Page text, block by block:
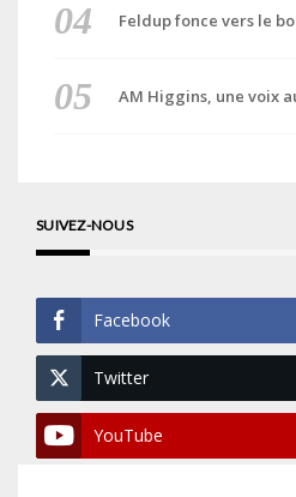
Feldup fonce vers le
AM Higgins, une voix
SUIVEZ-NOUS
Facebook
Twitter
YouTube